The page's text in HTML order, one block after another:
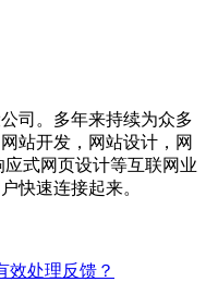
司。多年来持续为众多
站开发，网站设计，网
式网页设计等互联网业
快速连接起来。
效处理反馈？